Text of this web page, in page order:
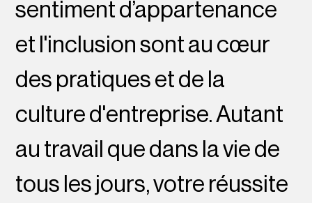
sentiment d’appartenance
et l'inclusion sont au cœur
des pratiques et de la
culture d'entreprise. Autant
au travail que dans la vie de
tous les jours, votre réussite